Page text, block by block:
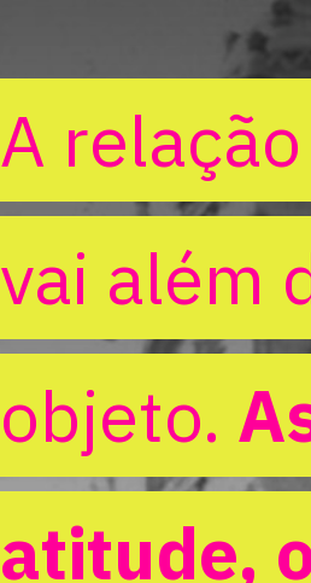
A
vai além
objeto.
atitude,
A
vai além
objeto. A
atitude,